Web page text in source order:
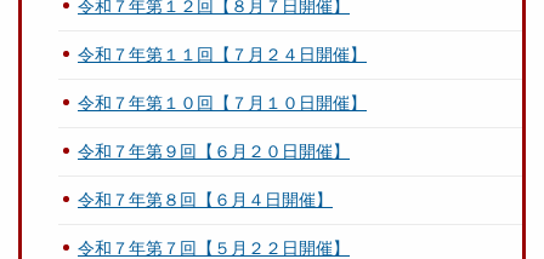
令和７年第１２回【８月７日開催】
令和７年第１１回【７月２４日開催】
令和７年第１０回【７月１０日開催】
令和７年第９回【６月２０日開催】
令和７年第８回【６月４日開催】
令和７年第７回【５月２２日開催】